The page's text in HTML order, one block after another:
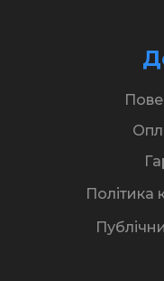
Політика